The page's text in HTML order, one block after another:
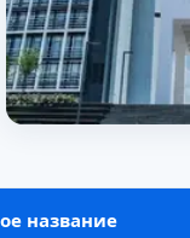
название